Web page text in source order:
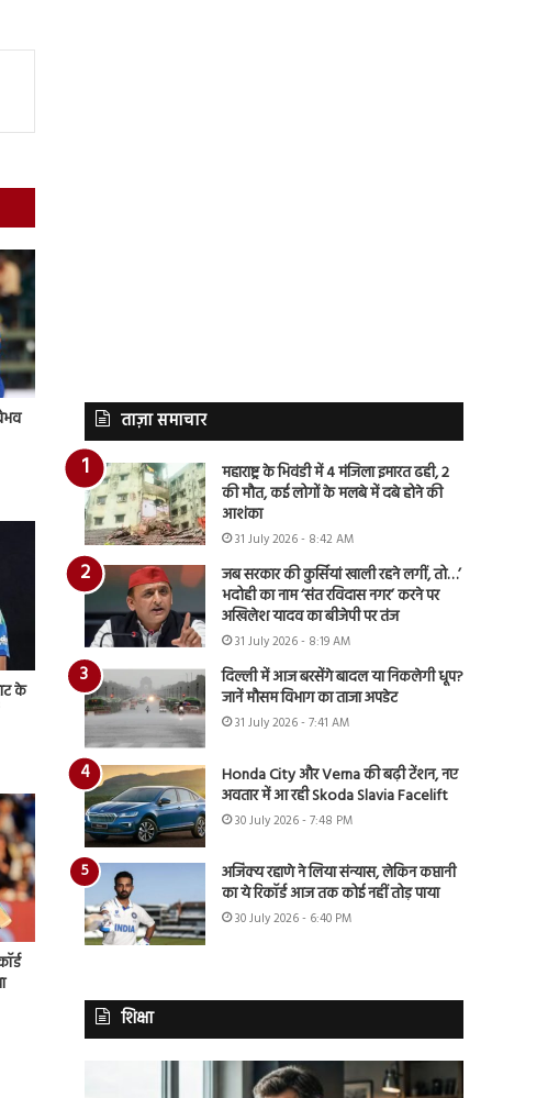
के
ताज़ा समाचार
महाराष्ट्र के भिवंडी में 4 मंजिला इमारत ढही, 2
की मौत, कई लोगों के मलबे में दबे होने की
आशंका
31 July 2026 - 8:42 AM
जब सरकार की कुर्सियां खाली रहने लगीं, तो…’
भदोही का नाम ‘संत रविदास नगर’ करने पर
अखिलेश यादव का बीजेपी पर तंज
31 July 2026 - 8:19 AM
दिल्ली में आज बरसेंगे बादल या निकलेगी धूप?
जानें मौसम विभाग का ताजा अपडेट
31 July 2026 - 7:41 AM
Honda City और Verna की बढ़ी टेंशन, नए
अवतार में आ रही Skoda Slavia Facelift
30 July 2026 - 7:48 PM
अजिंक्य रहाणे ने लिया संन्यास, लेकिन कप्तानी
का ये रिकॉर्ड आज तक कोई नहीं तोड़ पाया
30 July 2026 - 6:40 PM
शिक्षा